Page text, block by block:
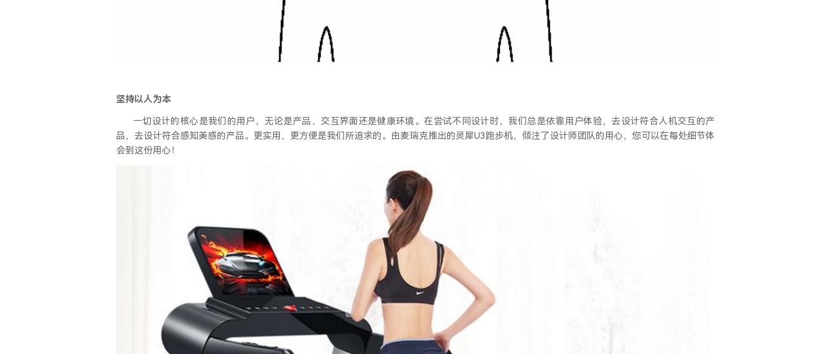
坚持以人为本
一切设计的核心是我们的用户，无论是产品、交互界面还是健康环境。在尝试不同设计时，我们总是依靠用户体验，去设计符合人机交互的产
品，去设计符合感知美感的产品。更实用、更方便是我们所追求的。由麦瑞克推出的灵犀U3跑步机，倾注了设计师团队的用心，您可以在每处细节体
会到这份用心！